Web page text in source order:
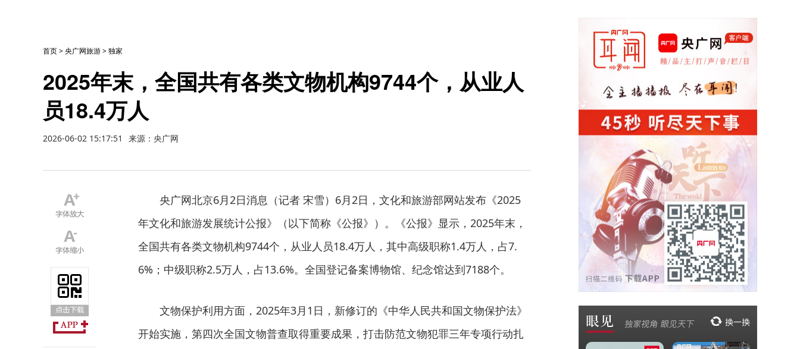
首页>央广网旅游>独家
2025年末，全国共有各类文物机构9744个，从业人
员18.4万人
2026-06-02 15:17:51 来源：央广网
央广网北京6月2日消息（记者 宋雪）6月2日，文化和旅游部网站发布《2025
年文化和旅游发展统计公报》（以下简称《公报》）。《公报》显示，2025年末，
全国共有各类文物机构9744个，从业人员18.4万人，其中高级职称1.4万人，占7.
6%；中级职称2.5万人，占13.6%。全国登记备案博物馆、纪念馆达到7188个。
文物保护利用方面，2025年3月1日，新修订的《中华人民共和国文物保护法》
开始实施，第四次全国文物普查取得重要成果，打击防范文物犯罪三年专项行动扎